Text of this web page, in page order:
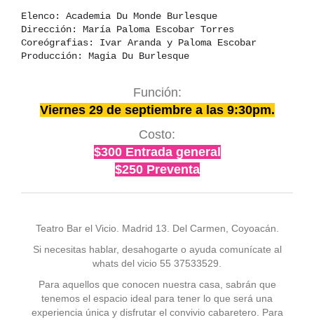
Elenco: Academia Du Monde Burlesque
Dirección: María Paloma Escobar Torres
Coreógrafias: Ivar Aranda y Paloma Escobar
Producción: Magia Du Burlesque
Función:
Viernes 29 de septiembre a las 9:30pm.
Costo:
$300 Entrada general
$250 Preventa
Teatro Bar el Vicio. Madrid 13. Del Carmen, Coyoacán.
Si necesitas hablar, desahogarte o ayuda comunícate al
whats del vicio 55 37533529.
Para aquellos que conocen nuestra casa, sabrán que
tenemos el espacio ideal para tener lo que será una
experiencia única y disfrutar el convivio cabaretero. Para